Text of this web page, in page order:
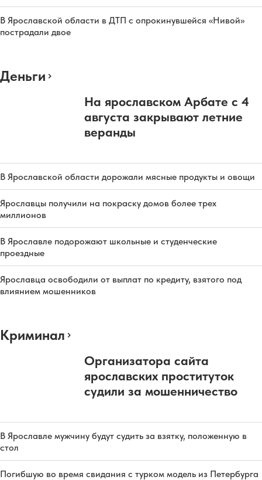
В Ярославской области в ДТП с опрокинувшейся «Нивой»
пострадали двое
Деньги
На ярославском Арбате с 4
августа закрывают летние
веранды
В Ярославской области дорожали мясные продукты и овощи
Ярославцы получили на покраску домов более трех
миллионов
В Ярославле подорожают школьные и студенческие
проездные
Ярославца освободили от выплат по кредиту, взятого под
влиянием мошенников
Криминал
Организатора сайта
ярославских проституток
судили за мошенничество
В Ярославле мужчину будут судить за взятку, положенную в
стол
Погибшую во время свидания с турком модель из Петербурга